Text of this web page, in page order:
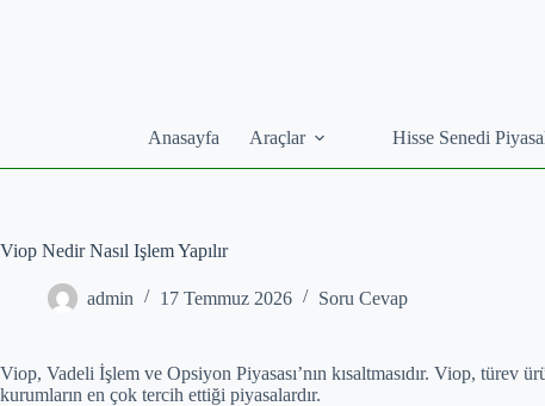
Anasayfa
Araçlar Hisse Senedi
Viop Nedir Nasıl Işlem Yapılır
admin 17 Temmuz 2026 Soru Cevap
Viop, Vadeli İşlem ve Opsiyon Piyasası’nın kısaltmasıdır. Viop, türev
kurumların en çok tercih ettiği piyasalardır.